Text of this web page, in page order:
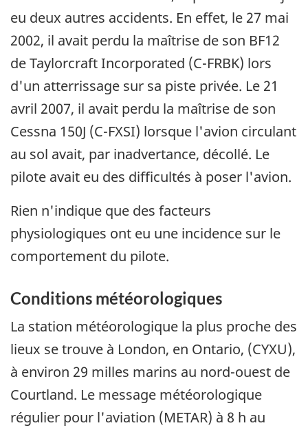
eu deux autres accidents. En effet, le 27 mai
2002, il avait perdu la maîtrise de son BF12
de Taylorcraft Incorporated (C-FRBK) lors
d'un atterrissage sur sa piste privée. Le 21
avril 2007, il avait perdu la maîtrise de son
Cessna 150J (C-FXSI) lorsque l'avion circulant
au sol avait, par inadvertance, décollé. Le
pilote avait eu des difficultés à poser l'avion.
Rien n'indique que des facteurs
physiologiques ont eu une incidence sur le
comportement du pilote.
Conditions météorologiques
La station météorologique la plus proche des
lieux se trouve à London, en Ontario, (CYXU),
à environ 29 milles marins au nord-ouest de
Courtland. Le message météorologique
régulier pour l'aviation (METAR) à 8 h au